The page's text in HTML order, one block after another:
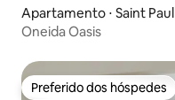
Apartamento ⋅ Saint Paul
Oneida Oasis
Preferido dos hóspedes
Preferido dos hóspedes